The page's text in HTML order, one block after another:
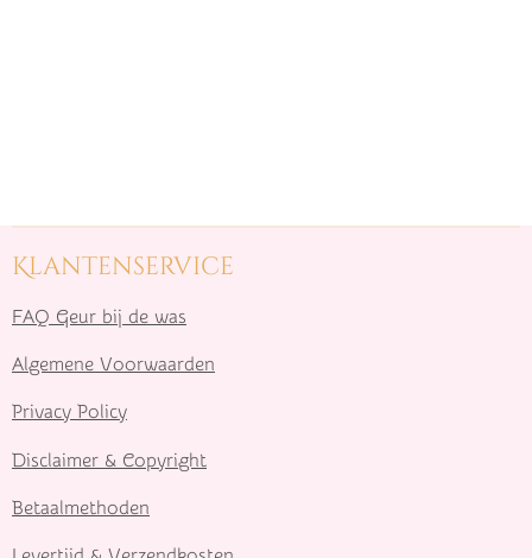
Klantenservice
FAQ Geur bij de was
Algemene Voorwaarden
Privacy Policy
Disclaimer & Copyright
Betaalmethoden